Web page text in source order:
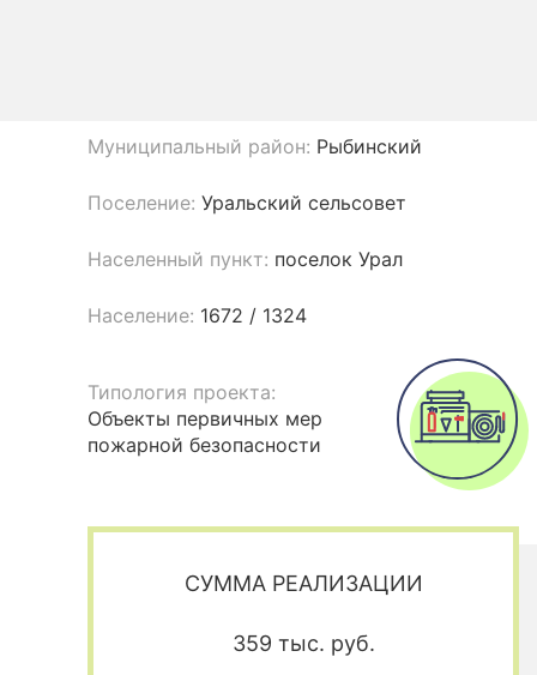
Муниципальный район: Рыбинский
Поселение: Уральский сельсовет
Населенный пункт: поселок Урал
Население: 1672 / 1324
Типология проекта:
Объекты первичных мер
пожарной безопасности
СУММА РЕАЛИЗАЦИИ
359 тыс. руб.